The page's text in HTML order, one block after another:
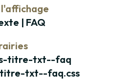
| FAQ
titre-txt--faq
txt--faq.css